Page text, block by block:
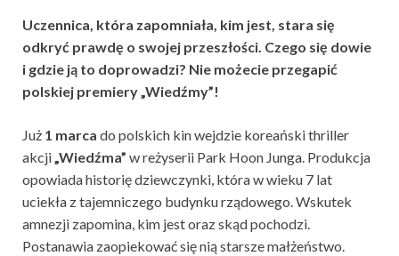
Uczennica, która zapomniała, kim jest, stara się
odkryć prawdę o swojej przeszłości. Czego się dowie
i gdzie ją to doprowadzi? Nie możecie przegapić
polskiej premiery „Wiedźmy”!
Już 1 marca do polskich kin wejdzie koreański thriller
akcji„Wiedźma” w reżyserii Park Hoon Junga. Produkcja
opowiada historię dziewczynki, która w wieku 7 lat
uciekła z tajemniczego budynku rządowego. Wskutek
amnezji zapomina, kim jest oraz skąd pochodzi.
Postanawia zaopiekować się nią starsze małżeństwo.